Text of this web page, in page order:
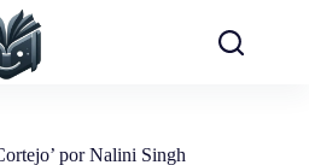
por Nalini Singh